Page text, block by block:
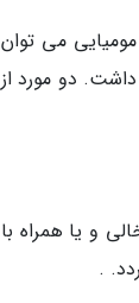
می توان
دو مورد از
و یا همراه با
.